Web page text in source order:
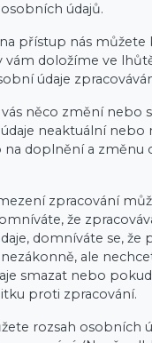
údajů.
přístup nás můžete
vám doložíme ve
údaje
vás něco změní nebo
neaktuální nebo
na doplnění a změnu
zpracování
že
domníváte se, že
ale
smazat nebo
proti zpracování.
rozsah osobních